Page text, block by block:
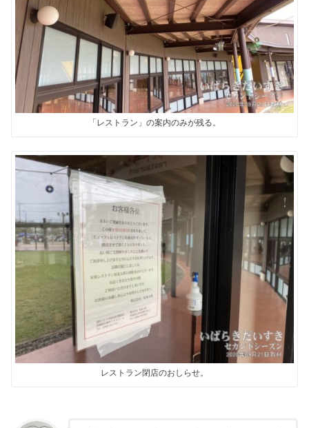
「レストラン」の案内のみが残る。
レストラン閉店のおしらせ。